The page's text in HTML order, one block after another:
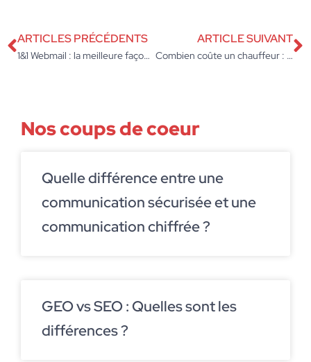
ARTICLES PRÉCÉDENTS
1&1 Webmail : la meilleure façon d’accéder à votre boîte pro ?
ARTICLE SUIVANT
Combien coûte un chauffeur : le budget selon ville et durée
Nos coups de coeur
Quelle différence entre une
communication sécurisée et une
communication chiffrée ?
GEO vs SEO : Quelles sont les
différences ?